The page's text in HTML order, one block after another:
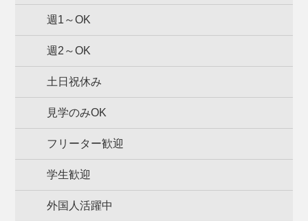
週1～OK
週2～OK
土日祝休み
見学のみOK
フリーター歓迎
学生歓迎
外国人活躍中